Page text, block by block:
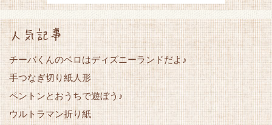
人気記事
チーバくんのベロはディズニーランドだよ♪
手つなぎ切り紙人形
ペントンとおうちで遊ぼう♪
ウルトラマン折り紙